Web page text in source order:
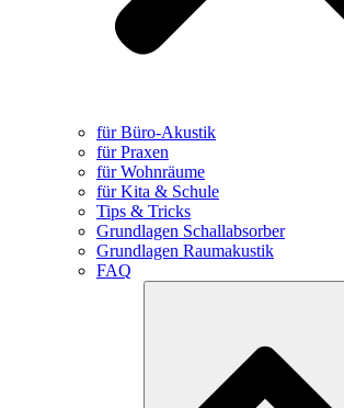
für Büro-Akustik
für Praxen
für Wohnräume
für Kita & Schule
Tips & Tricks
Grundlagen Schallabsorber
Grundlagen Raumakustik
FAQ